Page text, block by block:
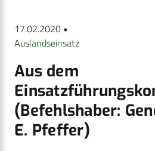
17.02.2020 •
Auslandseinsatz
Aus dem
(Befehlshaber:
E. Pfeffer)